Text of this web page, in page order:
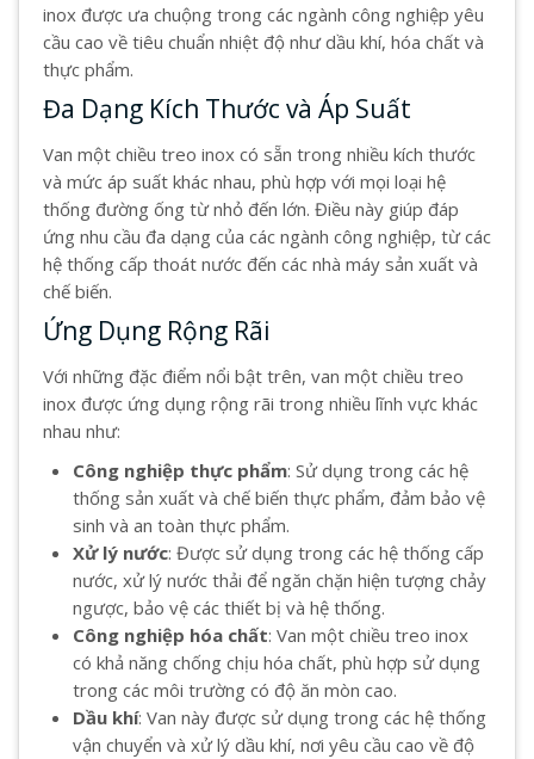
inox được ưa chuộng trong các ngành công nghiệp yêu
cầu cao về tiêu chuẩn nhiệt độ như dầu khí, hóa chất và
thực phẩm.
Đa Dạng Kích Thước và Áp Suất
Van một chiều treo inox có sẵn trong nhiều kích thước
và mức áp suất khác nhau, phù hợp với mọi loại hệ
thống đường ống từ nhỏ đến lớn. Điều này giúp đáp
ứng nhu cầu đa dạng của các ngành công nghiệp, từ các
hệ thống cấp thoát nước đến các nhà máy sản xuất và
chế biến.
Ứng Dụng Rộng Rãi
Với những đặc điểm nổi bật trên, van một chiều treo
inox được ứng dụng rộng rãi trong nhiều lĩnh vực khác
nhau như:
Công nghiệp thực phẩm: Sử dụng trong các hệ
thống sản xuất và chế biến thực phẩm, đảm bảo vệ
sinh và an toàn thực phẩm.
Xử lý nước: Được sử dụng trong các hệ thống cấp
nước, xử lý nước thải để ngăn chặn hiện tượng chảy
ngược, bảo vệ các thiết bị và hệ thống.
Công nghiệp hóa chất: Van một chiều treo inox
có khả năng chống chịu hóa chất, phù hợp sử dụng
trong các môi trường có độ ăn mòn cao.
Dầu khí: Van này được sử dụng trong các hệ thống
vận chuyển và xử lý dầu khí, nơi yêu cầu cao về độ